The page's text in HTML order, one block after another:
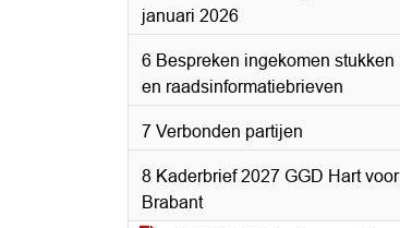
januari 2026
6 Bespreken ingekomen stukken
en raadsinformatiebrieven
7 Verbonden partijen
8 Kaderbrief 2027 GGD Hart voor
Brabant